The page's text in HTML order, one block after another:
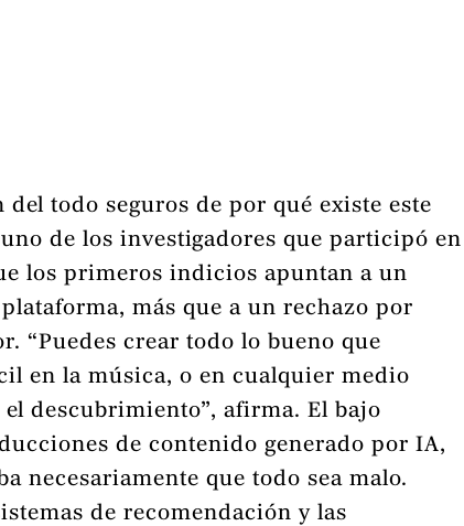
del todo seguros de por qué existe este
de los investigadores que participó en
los primeros indicios apuntan a un
más que a un rechazo por
“Puedes crear todo lo bueno que
en la música, o en cualquier medio
descubrimiento”, afirma. El bajo
de contenido generado por IA,
necesariamente que todo sea malo.
de recomendación y las